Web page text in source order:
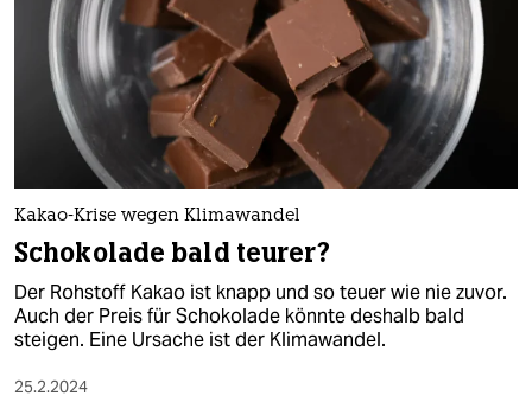
Kakao-Krise wegen Klimawandel
Schokolade bald teurer?
Der Rohstoff Kakao ist knapp und so teuer wie nie zuvor.
Auch der Preis für Schokolade könnte deshalb bald
steigen. Eine Ursache ist der Klimawandel.
25.2.2024